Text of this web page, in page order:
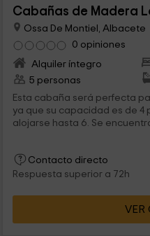
Cabañas de Madera
Ossa De Montiel, Albacete
0 opiniones
Alquiler íntegro
5 personas
Esta cabaña será perfecta
ya que su capacidad es de 4
alojarse hasta 6. Se
Montiel, un pueblo de
paraje de Las Lagunas de
Contacto directo
Respuesta superior a 72h
VER